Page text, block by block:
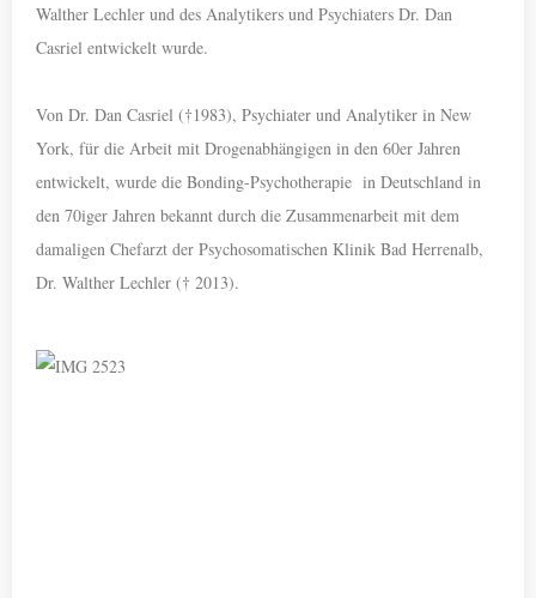
Walther Lechler und des Analytikers und Psychiaters Dr. Dan
Casriel entwickelt wurde.
Von Dr. Dan Casriel (†1983), Psychiater und Analytiker in New
York, für die Arbeit mit Drogenabhängigen in den 60er Jahren
entwickelt, wurde die Bonding-Psychotherapie in Deutschland in
den 70iger Jahren bekannt durch die Zusammenarbeit mit dem
damaligen Chefarzt der Psychosomatischen Klinik Bad Herrenalb,
Dr. Walther Lechler († 2013).